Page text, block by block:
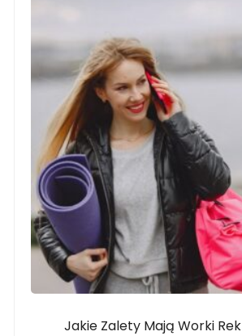
Jakie Zalety Mają Worki